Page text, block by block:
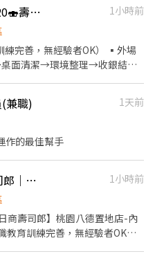
❤️‍🔥時薪205元起、六日時薪+20🍣壽司郎八德置地店-外場人員
1小時前
面清潔→環境整理→收銀結帳
兼職)
1天前
作的最佳幫手
時薪205元、六日225💰【壽司郎｜桃園八德置地店】內場夥伴招募中
1小時前
商壽司郎】桃園八德置地店-內